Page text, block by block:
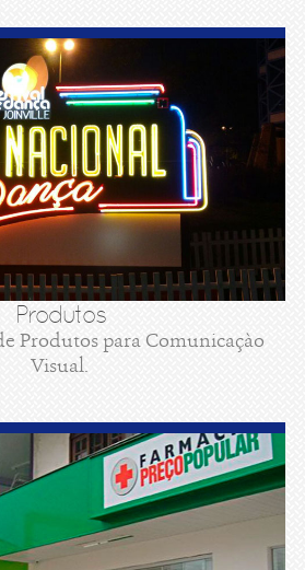
Produtos
Produtos para Comunicaçào
Visual.